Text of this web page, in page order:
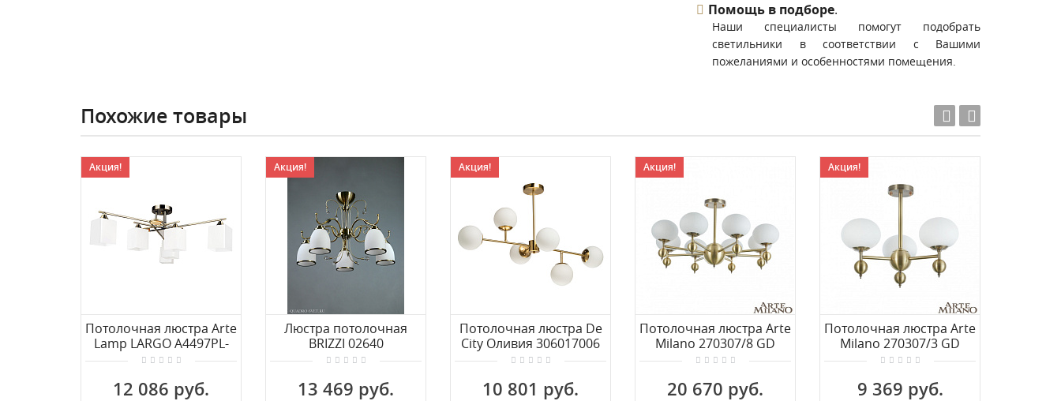
Помощь в подборе.
Наши специалисты помогут подобрать
светильники в соответствии с Вашими
пожеланиями и особенностями помещения.
Похожие товары
Акция!
Потолочная люстра Arte
Lamp LARGO A4497PL-
6AB
12 086 руб.
Акция!
Люстра потолочная
BRIZZI 02640
MA02640C/005 Bronze
13 469 руб.
Акция!
Потолочная люстра De
City Оливия 306017006
10 801 руб.
Акция!
Потолочная люстра Arte
Milano 270307/8 GD
20 670 руб.
Акция!
Потолочная люстра Arte
Milano 270307/3 GD
9 369 руб.